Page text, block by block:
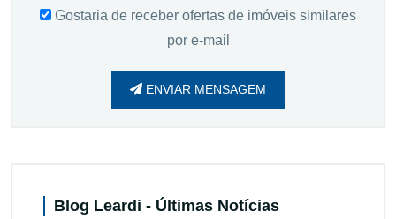
Gostaria de receber ofertas de imóveis similares
por e-mail
ENVIAR MENSAGEM
Blog Leardi - Últimas Notícias